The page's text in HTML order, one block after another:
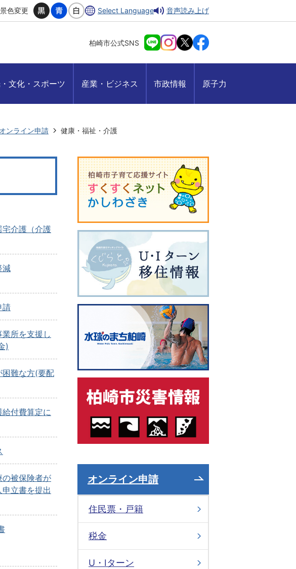
色変更 Select Language 音声読み上げ
柏崎市公式SNS
文化・スポーツ 産業・ビジネス 市政情報 原子力
オンライン申請 健康・福祉・介護
介護（介護
減
請
所を支援し
)
困難な方(要配
付費算定に
被保険者が
立書を提出
オンライン申請
住民票・戸籍
税金
U・Iターン